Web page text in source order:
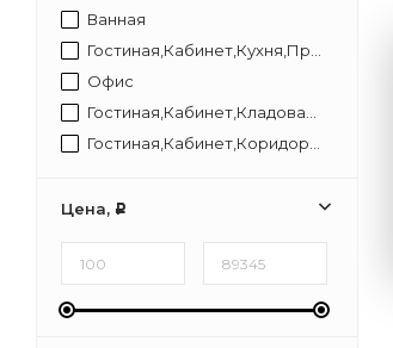
Ванная
Гостиная,Кабинет,Кухня,Прихожая,Спальня
Офис
Гостиная,Кабинет,Кладовая,Коридор,Прихожая,Спальня,Туалет
Гостиная,Кабинет,Коридор,Лестница,Прихожая,Спальня
Гостиная,Кабинет,Офис,Прихожая,Спальня
Офис,Коридор
Цена, Р